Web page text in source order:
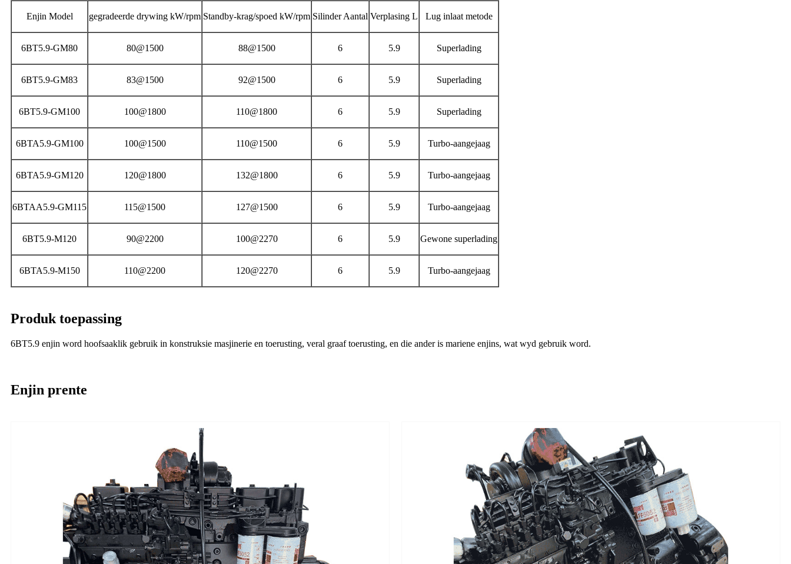
Enjin Model gegradeerde drywing kW/rpm Standby-krag/spoed kW/rpm Silinder Aantal Verplasing L Lug inlaat metode
6BT5.9-GM80 80@1500 88@1500 6 5.9 Superlading
6BT5.9-GM83 83@1500 92@1500 6 5.9 Superlading
6BT5.9-GM100 100@1800 110@1800 6 5.9 Superlading
6BTA5.9-GM100 100@1500 110@1500 6 5.9 Turbo-aangejaag
6BTA5.9-GM120 120@1800 132@1800 6 5.9 Turbo-aangejaag
6BTAA5.9-GM115 115@1500 127@1500 6 5.9 Turbo-aangejaag
6BT5.9-M120 90@2200 100@2270 6 5.9 Gewone superlading
6BTA5.9-M150 110@2200 120@2270 6 5.9 Turbo-aangejaag
Produk toepassing
6BT5.9 enjin word hoofsaaklik gebruik in konstruksie masjinerie en toerusting, veral graaf toerusting, en die ander is mariene enjins, wat wyd gebruik word.
Enjin prente